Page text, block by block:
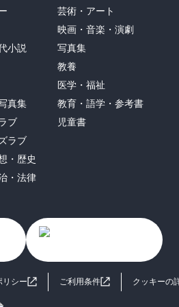
小説
真集
ブ
ラブ
・歴史
・法律
芸術・アート
映画・音楽・演劇
写真集
教養
医学・福祉
教育・語学・参考書
児童書
リシー ご利用条件 クッキーの